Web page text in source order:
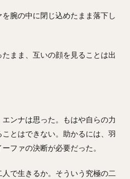
腕の中に閉じ込めたまま落下し
まま、互いの顔を見ることは出
ンナは思った。もはや自らの力
とはできない。助かるには、羽
ファの決断が必要だった。
で生きるか。そういう究極の二